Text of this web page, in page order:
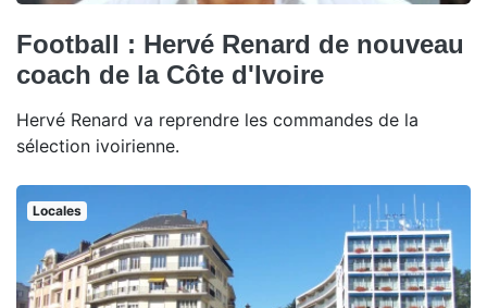
Football : Hervé Renard de nouveau
coach de la Côte d'Ivoire
Hervé Renard va reprendre les commandes de la
sélection ivoirienne.
Locales